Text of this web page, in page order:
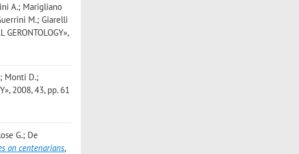
A.; Marigliano
M.; Giarelli
GERONTOLOGY»,
Monti D.;
2008, 43, pp. 61
G.; De
on centenarians,